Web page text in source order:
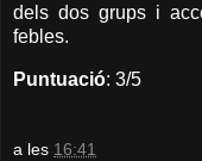
dels dos grups i
febles.
Puntuació: 3/5
a les 16:41